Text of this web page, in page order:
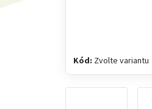
Kód: Zvolte variantu